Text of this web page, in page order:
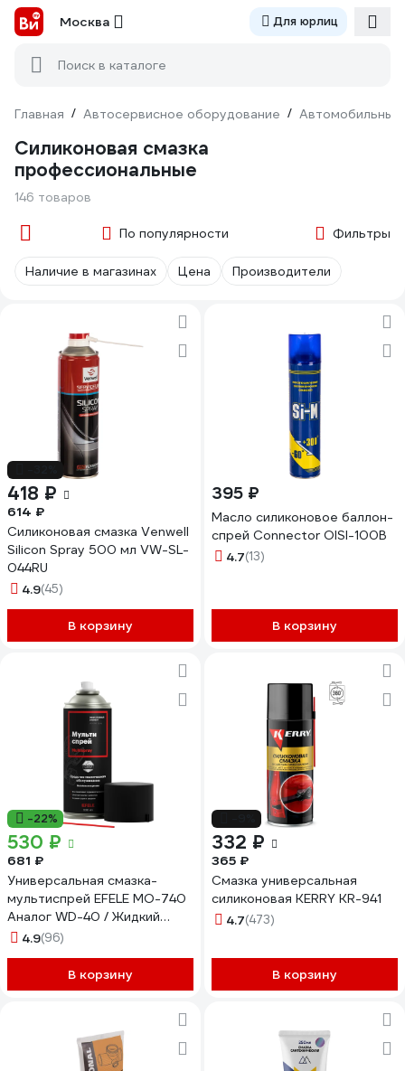
Москва Для юрлиц
Поиск в каталоге
Главная / Автосервисное оборудование / Автомобильные
Силиконовая смазка
профессиональные
146 товаров
По популярности Фильтры
Наличие в магазинах Цена Производители
418 ₽
614 ₽
Силиконовая смазка Venwell
Silicon Spray 500 мл VW-SL-
044RU
4.9(45)
В корзину
395 ₽
Масло силиконовое баллон-
спрей Connector OISI-100B
4.7(13)
В корзину
-22%
530 ₽
681 ₽
Универсальная смазка-
мультиспрей EFELE MO-740
Аналог WD-40 / Жидкий
ключ 520 мл 0095349
4.9(96)
В корзину
332 ₽
365 ₽
Смазка универсальная
силиконовая KERRY KR-941
4.7(473)
В корзину